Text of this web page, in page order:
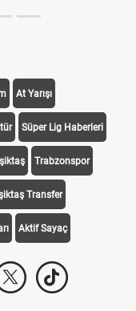
At Yarışı
Süper Lig Haberleri
Trabzonspor
Transfer
Aktif Sayaç